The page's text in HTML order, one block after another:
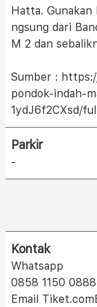
Hatta.
ngsung dari
M 2 dan
Sumber :
pondok-indah-
1ydJ6f2CXsd/full
Parkir
-
Kontak
Whatsapp
0858 1150 0888
Email